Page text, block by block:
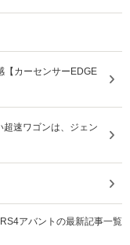
【カーセンサーEDGE
超速ワゴンは、ジェン
RS4アバントの最新記事一覧